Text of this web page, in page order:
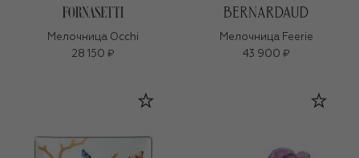
Мелочница Occhi
28 150 ₽
Мелочница Feerie
43 900 ₽